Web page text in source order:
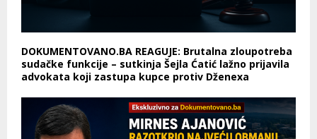
DOKUMENTOVANO.BA REAGUJE: Brutalna zloupotreba
sudačke funkcije – sutkinja Šejla Ćatić lažno prijavila
advokata koji zastupa kupce protiv Dženexa